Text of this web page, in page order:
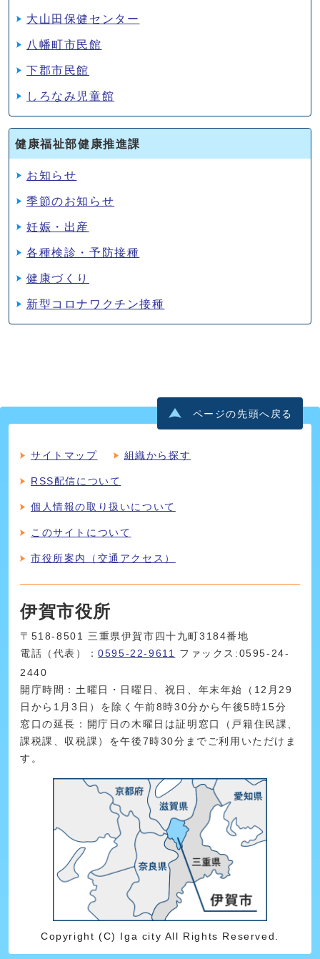
大山田保健センター
八幡町市民館
下郡市民館
しろなみ児童館
健康福祉部健康推進課
お知らせ
季節のお知らせ
妊娠・出産
各種検診・予防接種
健康づくり
新型コロナワクチン接種
ページの先頭へ戻る
サイトマップ 組織から探す
RSS配信について
個人情報の取り扱いについて
このサイトについて
市役所案内（交通アクセス）
伊賀市役所
〒518-8501 三重県伊賀市四十九町3184番地
電話（代表）：0595-22-9611
ファックス:0595-24-
2440
開庁時間：土曜日・日曜日、祝日、年末年始（12月29
日から1月3日）を除く午前8時30分から午後5時15分
窓口の延長：開庁日の木曜日は証明窓口（戸籍住民課、
課税課、収税課）を午後7時30分までご利用いただけま
す。
Copyright (C) Iga city All Rights Reserved.